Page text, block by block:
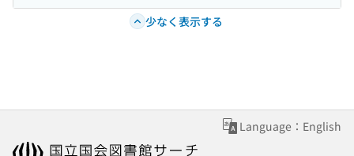
少なく表示する
Language：English